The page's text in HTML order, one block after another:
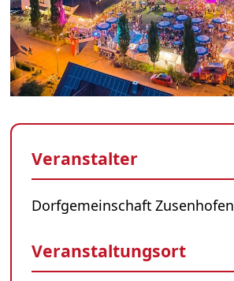
Veranstalter
Dorfgemeinschaft Zusenhofen
Veranstaltungsort